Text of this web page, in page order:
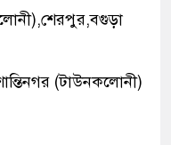
(টাউনকলোনী)